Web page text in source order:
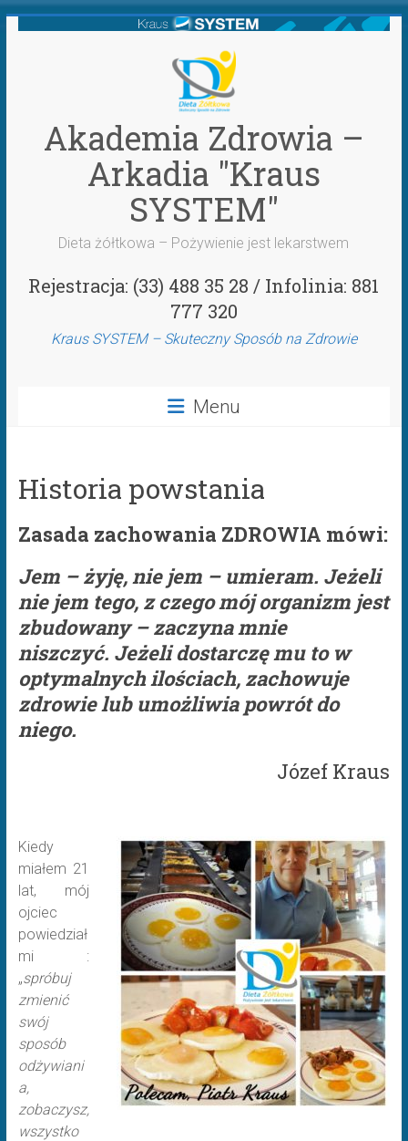
Akademia Zdrowia –
Arkadia "Kraus
SYSTEM"
Dieta żółtkowa – Pożywienie jest lekarstwem
Rejestracja: (33) 488 35 28 / Infolinia: 881
777 320
Kraus SYSTEM – Skuteczny Sposób na Zdrowie
Menu
Historia powstania
Zasada zachowania ZDROWIA mówi:
Jem – żyję, nie jem – umieram. Jeżeli
nie jem tego, z czego mój organizm jest
zbudowany – zaczyna mnie
niszczyć. Jeżeli dostarczę mu to w
optymalnych ilościach, zachowuje
zdrowie lub umożliwia powrót do
niego.
Józef Kraus
Kiedy
miałem 21
lat, mój
ojciec
powiedział
mi :
„spróbuj
zmienić
swój
sposób
odżywiani
a,
zobaczysz,
wszystko